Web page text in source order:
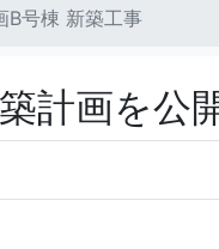
B号棟 新築工事
計画を公